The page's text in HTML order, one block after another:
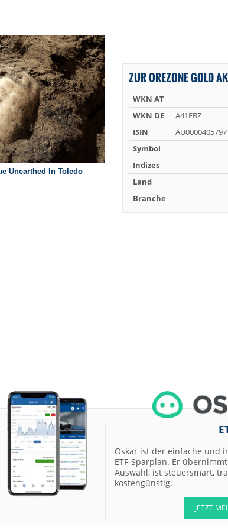
ZUR OREZONE GOLD
WKN AT
WKN DE
A41EBZ
ISIN
AU0000405797
Symbol
Indizes
Land
Branche
Oskar ist der einfache und
ETF-Sparplan. Er
Auswahl, ist steuersmart,
kostengünstig.
JETZT